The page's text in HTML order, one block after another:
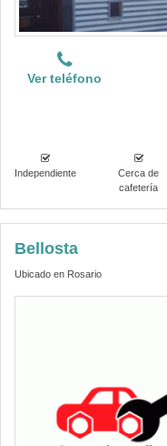
Ver teléfono
Independiente
Cerca de
cafetería
Bellosta
Ubicado en Rosario